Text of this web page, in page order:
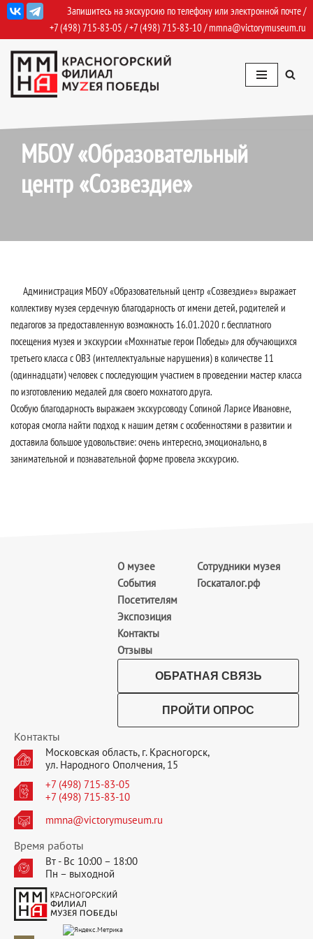
Перейти
к
содержимому
Запишитесь на экскурсию по телефону или электронной почте /
+7 (498) 715-83-05 /+7 (498) 715-83-10/mmna@victorymuseum.ru
МБОУ «Образовательный
центр «Созвездие»
Администрация МБОУ «Образовательный центр «Созвездие»» выражает
коллективу музея сердечную благодарность от имени детей, родителей и
педагогов за предоставленную возможность 16.01.2020 г. бесплатного
посещения музея и экскурсии «Мохннатые герои Победы» для обучающихся
третьего класса c ОВЗ (интеллектуальные нарушения) в количестве 11
(одиннадцати) человек с последующим участием в проведении мастер класса
по изготовлению медалей для своего мохнатого друга.
Особую благодарность выражаем экскурсоводу Сопиной Ларисе Ивановне,
которая смогла найти подход к нашим детям с особенностями в развитии и
доставила большое удовольствие: очень интересно, эмоционально, в
занимательной и познавательной форме провела экскурсию.
О музее
События
Посетителям
Экспозиция
Контакты
Отзывы
Сотрудники музея
Госкаталог.рф
ОБРАТНАЯ СВЯЗЬ
ПРОЙТИ ОПРОС
Контакты
Московская область, г. Красногорск,
ул. Народного Ополчения, 15
+7 (498) 715-83-05
+7 (498) 715-83-10
mmna@victorymuseum.ru
Время работы
Вт - Вс 10:00 – 18:00
Пн – выходной